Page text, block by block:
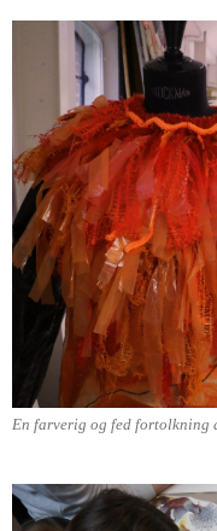
En farverig og fed fortolkning